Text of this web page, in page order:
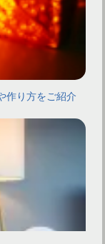
作り方をご紹介